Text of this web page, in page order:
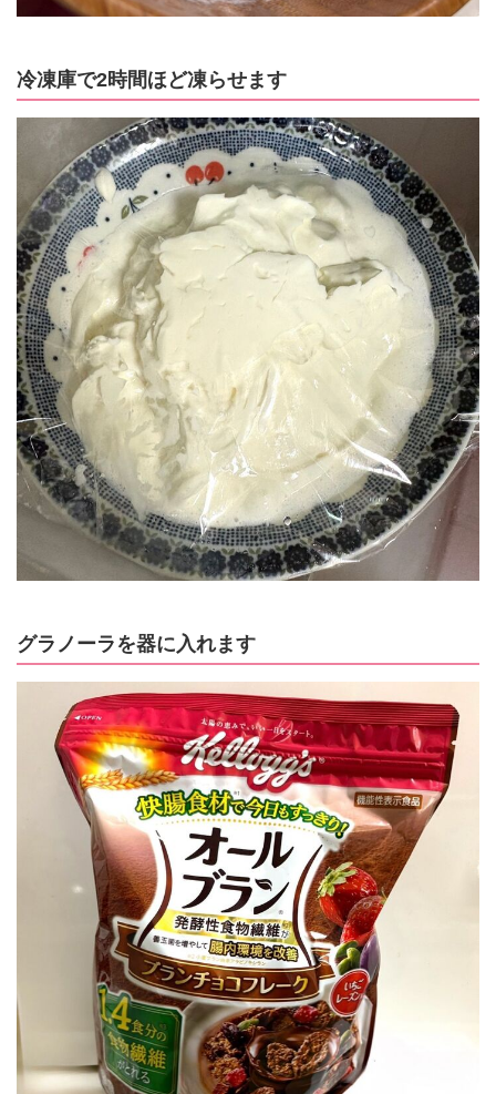
冷凍庫で2時間ほど凍らせます
グラノーラを器に入れます